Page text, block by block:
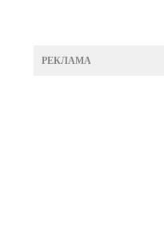
РЕКЛАМА